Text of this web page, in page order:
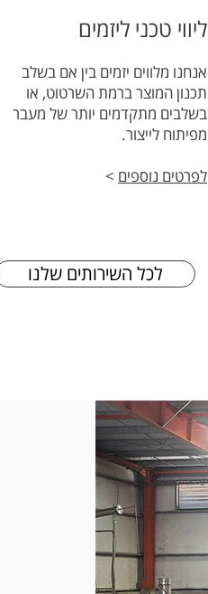
ליווי טכני ליזמים
אנחנו מלווים יזמים בין אם בשלב
תכנון המוצר ברמת השרטוט, או
בשלבים מתקדמים יותר של מעבר
מפיתוח לייצור.
לפרטים נוספים >
לכל השירותים שלנו